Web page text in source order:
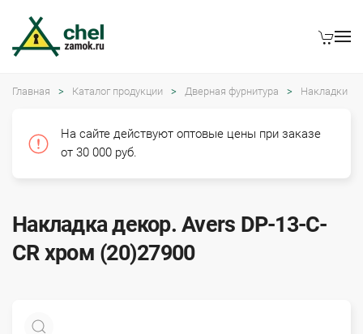
Главная Каталог продукции Дверная фурнитура Накладки
На сайте действуют оптовые цены при заказе
от 30 000 руб.
Накладка декор. Avers DP-13-C-
CR хром (20)27900